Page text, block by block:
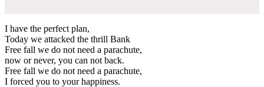
I have the perfect plan,
Today we attacked the thrill Bank
Free fall we do not need a parachute,
now or never, you can not back.
Free fall we do not need a parachute,
I forced you to your happiness.